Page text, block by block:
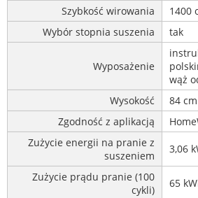
Szybkość wirowania
1400
Wybór stopnia suszenia
tak
Wyposażenie
wąż
Wysokość
84 cm
Zgodność z aplikacją
Zużycie energii na pranie z
suszeniem
3,06
Zużycie prądu pranie (100
cykli)
65